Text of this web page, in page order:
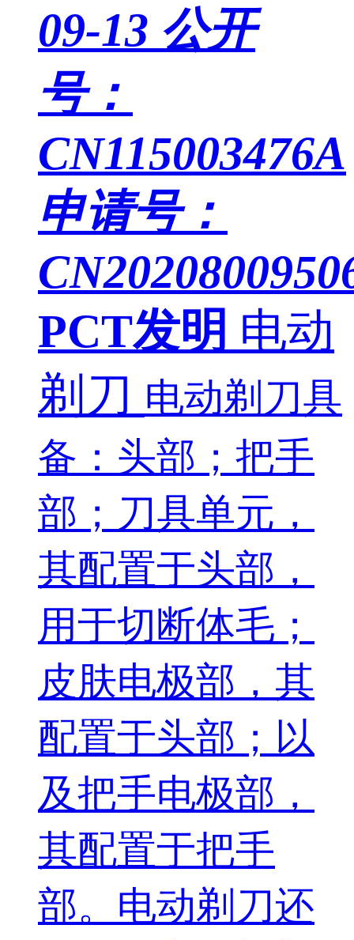
09-13 公开
号：
CN115003476A
申请号：
PCT发明 电动
剃刀 电动剃刀具
备：头部；把手
部；刀具单元，
其配置于头部，
用于切断体毛；
皮肤电极部，其
配置于头部；以
及把手电极部，
其配置于把手
部。电动剃刀还